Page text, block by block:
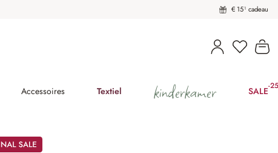
€ 15¹ cadeau
U heeft
Accessoires Textiel kinderkamer SALE-